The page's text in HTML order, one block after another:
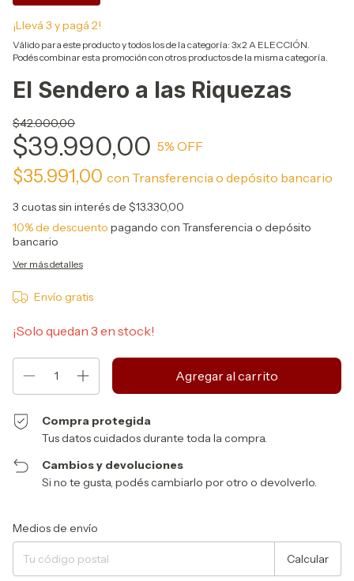
¡Llevá 3 y pagá 2!
Válido para este producto y todos los de la categoría: 3x2 A ELECCIÓN.
Podés combinar esta promoción con otros productos de la misma categoría.
El Sendero a las Riquezas
$42.000,00
$39.990,00 5% OFF
$35.991,00 con Transferencia o depósito bancario
3 cuotas sin interés de $13.330,00
10% de descuento pagando con Transferencia o depósito
bancario
Ver más detalles
Envío gratis
¡Solo quedan 3 en stock!
Compra protegida
Tus datos cuidados durante toda la compra.
Cambios y devoluciones
Si no te gusta, podés cambiarlo por otro o devolverlo.
Entregas para el CP:
Medios de envío
Calcular